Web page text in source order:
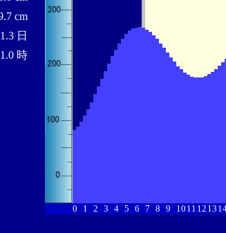
cm
1.3 日
時
0 1 2 3 4 5 6 7 8 9 10 11 12 13